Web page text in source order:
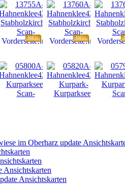
NEU NEU
im Oberharz update
Ansichtskarten
Ansichtskarten